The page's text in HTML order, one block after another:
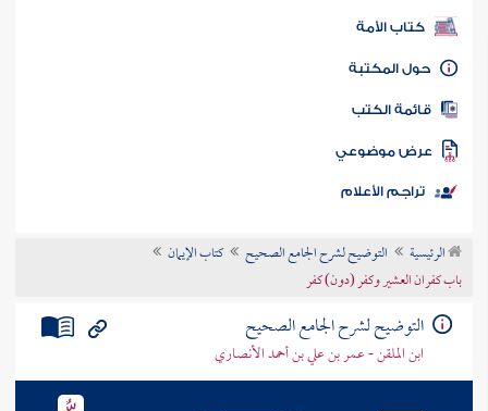
كتب PDF
كتاب الأمة
المكتبة
الكتب
موضوعي
تراجم الأعلام
الرئيسية التوضيح لشرح الجامع الصحيح
كتاب الإيمان
باب كفران العشير وكفر (دون) كفر
التوضيح لشرح الجامع الصحيح
ابن الملقن - عمر بن علي بن أحمد الأنصاري